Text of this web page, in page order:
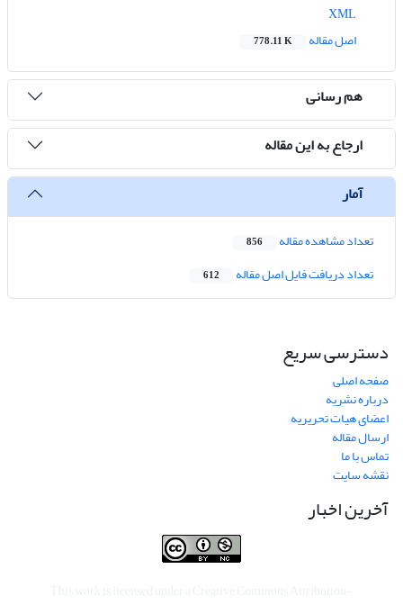
اصل مقاله
778.11 K
هم رسانی
ارجاع به این مقاله
آمار
تعداد مشاهده مقاله 856
تعداد دریافت فایل اصل مقاله 612
دسترسی سریع
صفحه اصلی
درباره نشریه
اعضای هیات تحریریه
ارسال مقاله
تماس با ما
نقشه سایت
آخرین اخبار